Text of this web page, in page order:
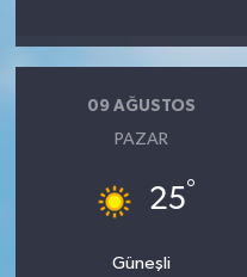
09 AĞUSTOS
PAZAR
25°
Güneşli